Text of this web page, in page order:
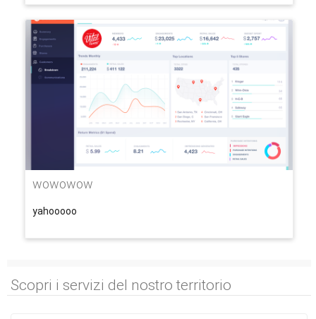
wowowow
yahooooo
Scopri i servizi del nostro territorio